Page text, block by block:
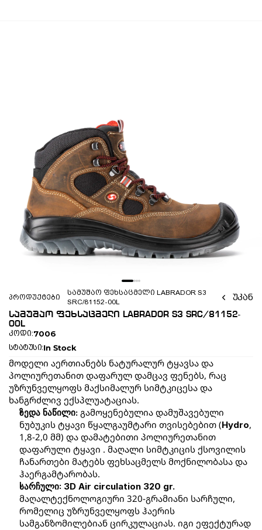
პროდუქტები
სამუშაო ფეხსაცმელი LABRADOR S3
SRC/81152-00L
უკან
სამუშაო ფეხსაცმელი LABRADOR S3 SRC/81152-
00L
კოდი:7006
სტატუსი:In Stock
მოდელი აერთიანებს ნატურალურ ტყავსა და
პოლიურეთანით დაფარულ დამცავ ფენებს, რაც
უზრუნველყოფს მაქსიმალურ სიმტკიცესა და
ხანგრძლივ ექსპლუატაციას.
ზედა ნაწილი: გამოყენებულია დამუშავებული
ნუბუკის ტყავი წყალგაუმტარი თვისებებით (Hydro,
1,8-2,0 მმ) და დამატებითი პოლიურეთანით
დაფარული ტყავი . მაღალი სიმტკიცის ქსოვილის
ჩანართები მატებს ფეხსაცმელს მოქნილობასა და
ჰაერგამტარობას.
სარჩული: 3D Air circulation 320 gr.
მაღალტექნოლოგიური 320-გრამიანი სარჩული,
რომელიც უზრუნველყოფს ჰაერის
სამგანზომილებიან ცირკულაციას. იგი ეფექტურად